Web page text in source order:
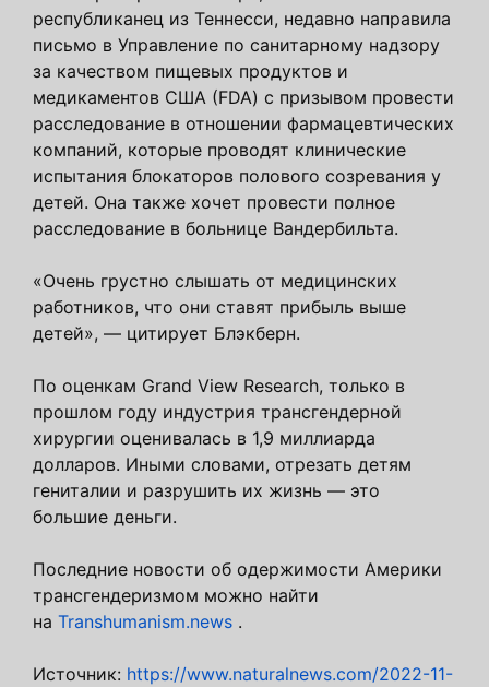
республиканец из Теннесси, недавно направила
письмо в Управление по санитарному надзору
за качеством пищевых продуктов и
медикаментов США (FDA) с призывом провести
расследование в отношении фармацевтических
компаний, которые проводят клинические
испытания блокаторов полового созревания у
детей. Она также хочет провести полное
расследование в больнице Вандербильта.
«Очень грустно слышать от медицинских
работников, что они ставят прибыль выше
детей», — цитирует Блэкберн.
По оценкам Grand View Research, только в
прошлом году индустрия трансгендерной
хирургии оценивалась в 1,9 миллиарда
долларов. Иными словами, отрезать детям
гениталии и разрушить их жизнь — это
большие деньги.
Последние новости об одержимости Америки
трансгендеризмом можно найти
на Transhumanism.news .
Источник: https://www.naturalnews.com/2022-11-